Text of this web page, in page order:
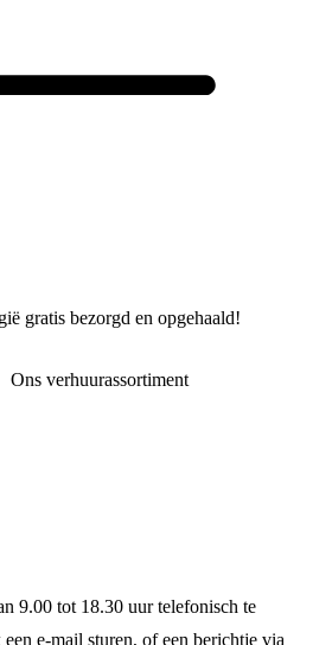
gratis bezorgd en opgehaald!
Ons verhuurassortiment
9.00 tot 18.30 uur telefonisch te
e-mail sturen, of een berichtje via